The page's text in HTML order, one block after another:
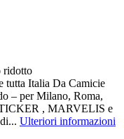
ridotto
tutta Italia Da Camicie
– per Milano, Roma,
, MARVELIS e
Ulteriori informazioni